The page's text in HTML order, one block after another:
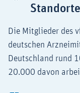
Standorte
Die Mitglieder des
deutschen
Deutschland rund
20.000 davon